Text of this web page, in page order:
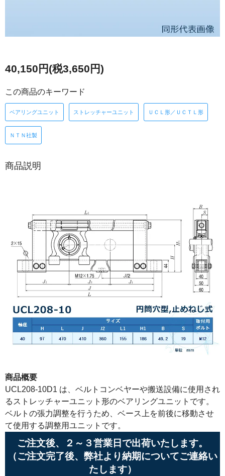
40,150円(税3,650円)
この商品のキーワード
ベアリングユニット ストレッチャーユニット ＵＣＬ形／ＵＣＴＬ形
ＮＴＮ社製
商品説明
商品概要
UCL208-10D1 は、ベルトコンベヤーや搬送設備に使用され
るストレッチャーユニット形のベアリングユニットです。
ベルトの張力調整を行うため、ベース上を前後に移動させ
て使用する調整用ユニットです。
ご注文後、２～３営業日で出荷いたします。
（ご注文完了後、弊社より納期についてご連絡い
たします）